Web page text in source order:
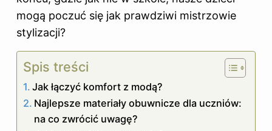
mogą poczuć się jak prawdziwi mistrzowie
stylizacji?
Spis treści
Jak łączyć komfort z modą?
Najlepsze materiały obuwnicze dla uczniów:
na co zwrócić uwagę?